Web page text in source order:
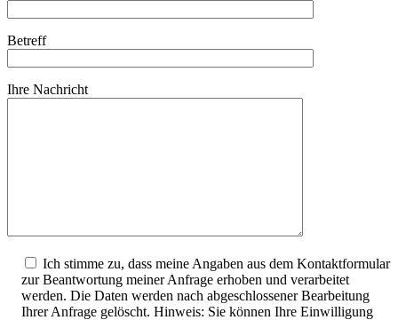
Betreff
Ihre Nachricht
Ich stimme zu, dass meine Angaben aus dem Kontaktformular
zur Beantwortung meiner Anfrage erhoben und verarbeitet
werden. Die Daten werden nach abgeschlossener Bearbeitung
Ihrer Anfrage gelöscht. Hinweis: Sie können Ihre Einwilligung